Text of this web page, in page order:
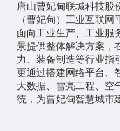
唐山曹妃甸联城科技股
（曹妃甸）工业互联网
面向工业生产、工业服
景提供整体解决方案，
力、装备制造等行业指
更通过搭建网络平台、
大数据、雪亮工程、空
统，为曹妃甸智慧城市